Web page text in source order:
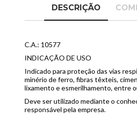
DESCRIÇÃO
C.A.: 10577
INDICAÇÃO DE USO
Indicado para proteção das vias
minério de ferro, fibras têxteis,
lixamento e esmerilhamento, entre
Deve ser utilizado mediante o
responsável pela empresa.